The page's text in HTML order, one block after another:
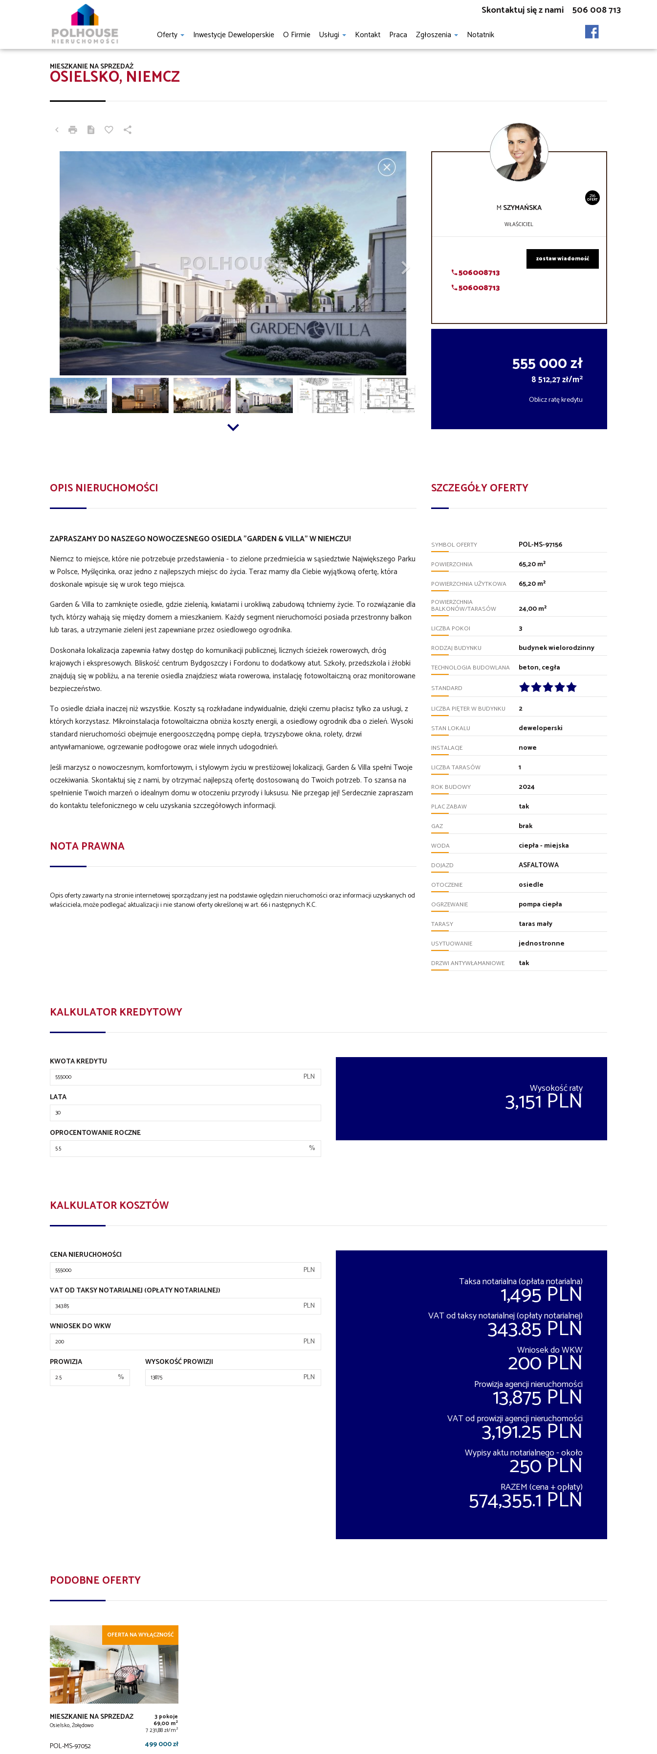
Oferty Inwestycje Deweloperskie O Firmie Usługi Kontakt Praca Zgłoszenia Notatnik
Skontaktuj się z nami 506 008 713
OSIELSKO, NIEMCZ
MIESZKANIE NA SPRZEDAŻ
216
OFERT
M SZYMAŃSKA
WŁAŚCICIEL
506008713
506008713
zostaw wiadomość
555 000 zł
8 512,27 zł/m2
Oblicz ratę kredytu
OPIS NIERUCHOMOŚCI
ZAPRASZAMY DO NASZEGO NOWOCZESNEGO OSIEDLA "GARDEN & VILLA" W NIEMCZU!
Niemcz to miejsce, które nie potrzebuje przedstawienia - to zielone przedmieścia w sąsiedztwie Największego Parku
w Polsce, Myślęcinka, oraz jedno z najlepszych miejsc do życia. Teraz mamy dla Ciebie wyjątkową ofertę, która
doskonale wpisuje się w urok tego miejsca.
Garden & Villa to zamknięte osiedle, gdzie zielenią, kwiatami i urokliwą zabudową tchniemy życie. To rozwiązanie dla
tych, którzy wahają się między domem a mieszkaniem. Każdy segment nieruchomości posiada przestronny balkon
lub taras, a utrzymanie zieleni jest zapewniane przez osiedlowego ogrodnika.
Doskonała lokalizacja zapewnia łatwy dostęp do komunikacji publicznej, licznych ścieżek rowerowych, dróg
krajowych i ekspresowych. Bliskość centrum Bydgoszczy i Fordonu to dodatkowy atut. Szkoły, przedszkola i żłobki
znajdują się w pobliżu, a na terenie osiedla znajdziesz wiata rowerowa, instalację fotowoltaiczną oraz monitorowane
bezpieczeństwo.
To osiedle działa inaczej niż wszystkie. Koszty są rozkładane indywidualnie, dzięki czemu płacisz tylko za usługi, z
których korzystasz. Mikroinstalacja fotowoltaiczna obniża koszty energii, a osiedlowy ogrodnik dba o zieleń. Wysoki
standard nieruchomości obejmuje energooszczędną pompę ciepła, trzyszybowe okna, rolety, drzwi
antywłamaniowe, ogrzewanie podłogowe oraz wiele innych udogodnień.
Jeśli marzysz o nowoczesnym, komfortowym, i stylowym życiu w prestiżowej lokalizacji, Garden & Villa spełni Twoje
oczekiwania. Skontaktuj się z nami, by otrzymać najlepszą ofertę dostosowaną do Twoich potrzeb. To szansa na
spełnienie Twoich marzeń o idealnym domu w otoczeniu przyrody i luksusu. Nie przegap jej! Serdecznie zapraszam
do kontaktu telefonicznego w celu uzyskania szczegółowych informacji.
NOTA PRAWNA
Opis oferty zawarty na stronie internetowej sporządzany jest na podstawie oględzin nieruchomości oraz informacji uzyskanych od
właściciela, może podlegać aktualizacji i nie stanowi oferty określonej w art. 66 i następnych K.C.
SZCZEGÓŁY OFERTY
SYMBOL OFERTY POL-MS-97156
POWIERZCHNIA 65,20 m²
POWIERZCHNIA UŻYTKOWA 65,20 m²
POWIERZCHNIA
BALKONÓW/TARASÓW 24,00 m²
LICZBA POKOI 3
RODZAJ BUDYNKU budynek wielorodzinny
TECHNOLOGIA BUDOWLANA beton, cegła
STANDARD
LICZBA PIĘTER W BUDYNKU 2
STAN LOKALU deweloperski
INSTALACJE nowe
LICZBA TARASÓW 1
ROK BUDOWY 2024
PLAC ZABAW tak
GAZ brak
WODA ciepła - miejska
DOJAZD ASFALTOWA
OTOCZENIE osiedle
OGRZEWANIE pompa ciepła
TARASY taras mały
USYTUOWANIE jednostronne
DRZWI ANTYWŁAMANIOWE tak
KALKULATOR KREDYTOWY
KWOTA KREDYTU
PLN
LATA
OPROCENTOWANIE ROCZNE
%
Wysokość raty
3,151 PLN
KALKULATOR KOSZTÓW
CENA NIERUCHOMOŚCI
PLN
VAT OD TAKSY NOTARIALNEJ (OPŁATY NOTARIALNEJ)
PLN
WNIOSEK DO WKW
PLN
PROWIZJA
%
WYSOKOŚĆ PROWIZJI
PLN
Taksa notarialna (opłata notarialna)
1,495 PLN
VAT od taksy notarialnej (opłaty notarialnej)
343.85 PLN
Wniosek do WKW
200 PLN
Prowizja agencji nieruchomości
13,875 PLN
VAT od prowizji agencji nieruchomości
3,191.25 PLN
Wypisy aktu notarialnego - około
250 PLN
RAZEM (cena + opłaty)
574,355.1 PLN
PODOBNE OFERTY
OFERTA NA WYŁĄCZNOŚĆ
MIESZKANIE NA SPRZEDAŻ
Osielsko, Żołędowo
3 pokoje
69,00 m2
7 231,88 zł/m2
POL-MS-97052 499 000 zł